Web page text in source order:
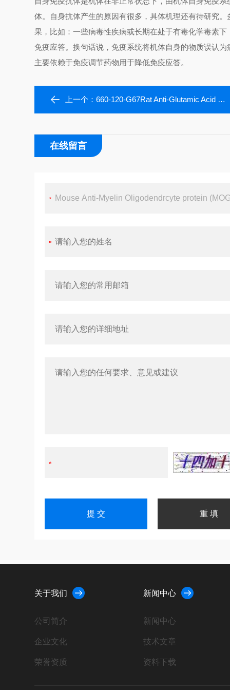
体。自身抗体产生的原因有很多，具体机理还有待研究
果，比如：一些病毒性疾病或长期在处于有毒化学毒素
免疫应答。换句话说，免疫系统将机体自身的物质误认
主要依赖于免疫调节药物用于降低免疫应答。
上一个：660-120-G67Rat Anti-Glutamic Acid Decarboxylase 67 (GAD67) IgG ELISA Kit
在线留言
关于我们
公司简介
企业文化
荣誉资质
新闻中心
新闻中心
技术文章
资料下载